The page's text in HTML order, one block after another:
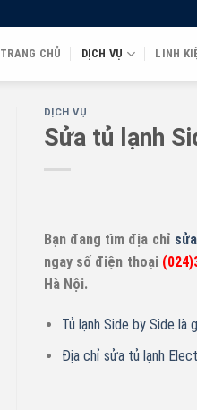
TRANG CHỦ DỊCH VỤ LINH
DỊCH VỤ
Sửa tủ lạnh
Bạn đang tìm địa chỉ
ngay số điện thoại
Hà Nội.
Tủ lạnh Side by Side là
Địa chỉ sửa tủ lạnh